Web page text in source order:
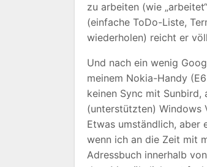
zu arbeiten (wie
(einfache ToDo-Liste,
wiederholen) reicht er
Und nach ein wenig
meinem Nokia-Handy
keinen Sync mit Sunbird,
(unterstützten) Windows
Etwas umständlich, aber
wenn ich an die Zeit mit
Adressbuch innerhalb